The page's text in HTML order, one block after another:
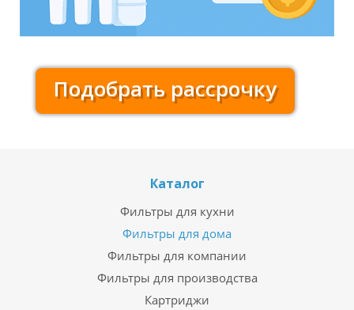
Подобрать рассрочку
Каталог
Фильтры для кухни
Фильтры для дома
Фильтры для компании
Фильтры для производства
Картриджи